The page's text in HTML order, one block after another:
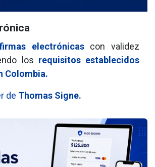
electrónicascon validez
los requisitos establecidos
Colombia.
de Thomas Signe.